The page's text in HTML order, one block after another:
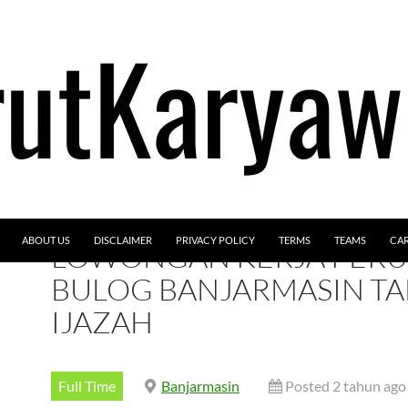
ABOUT US DISCLAIMER PRIVACY POLICY TERMS TEAMS
LOWONGAN KERJA
BULOG BANJARMASIN
IJAZAH
Full Time Banjarmasin
Posted 2 tahun ago